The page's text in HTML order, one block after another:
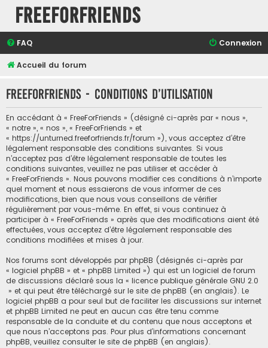
FreeForFriends
FAQ Connexion
Accueil du forum
FreeForFriends - Conditions d’utilisation
En accédant à « FreeForFriends » (désigné ci-après par « nous »,
« notre », « nos », « FreeForFriends » et
« https://unturned.freeforfriends.fr/forum »), vous acceptez d’être
légalement responsable des conditions suivantes. Si vous
n’acceptez pas d’être légalement responsable de toutes les
conditions suivantes, veuillez ne pas utiliser et accéder à
« FreeForFriends ». Nous pouvons modifier ces conditions à n’importe
quel moment et nous essaierons de vous informer de ces
modifications, bien que nous vous conseillons de vérifier
régulièrement par vous-même. En effet, si vous continuez à
participer à « FreeForFriends » après que des modifications aient été
effectuées, vous acceptez d’être légalement responsable des
conditions modifiées et mises à jour.
Nos forums sont développés par phpBB (désignés ci-après par
« logiciel phpBB » et « phpBB Limited ») qui est un logiciel de forum
de discussions déclaré sous la « licence publique générale GNU 2.0
» et qui peut être téléchargé sur le site de phpBB (en anglais). Le
logiciel phpBB a pour seul but de faciliter les discussions sur internet
et phpBB Limited ne peut en aucun cas être tenu comme
responsable de la conduite et du contenu que nous acceptons et
que nous n’acceptons pas. Pour plus d’informations concernant
phpBB, veuillez consulter le site de phpBB (en anglais).